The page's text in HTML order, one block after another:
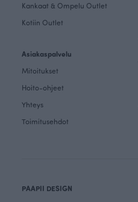
Kankaat & Ompelu Outlet
Kotiin Outlet
Asiakaspalvelu
Mitoitukset
Hoito-ohjeet
Yhteys
Toimitusehdot
PAAPII DESIGN